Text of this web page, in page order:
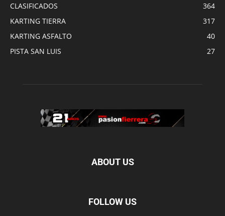
CLASIFICADOS
364
KARTING TIERRA
317
KARTING ASFALTO
40
PISTA SAN LUIS
27
ABOUT US
FOLLOW US